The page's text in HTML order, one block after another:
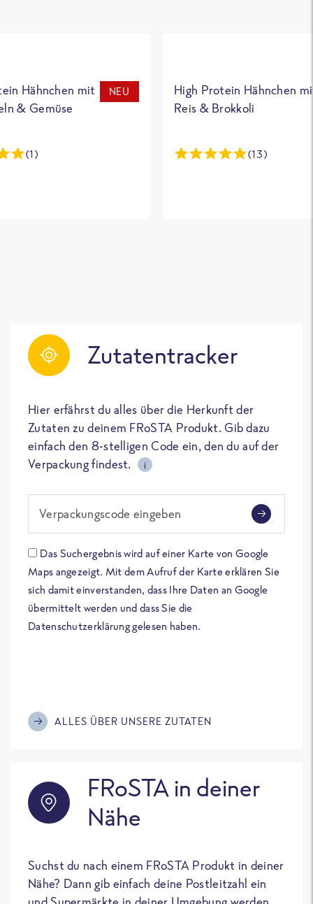
Hähnchen mit
& Gemüse
NEU
(1)
High Protein Hähnchen
Reis & Brokkoli
(13)
Zutatentracker
Hier erfährst du alles über die Herkunft der
Zutaten zu deinem FRoSTA Produkt. Gib dazu
einfach den 8-stelligen Code ein, den du auf der
Verpackung findest.
i
Verpackungscode eingeben
Das Suchergebnis wird auf einer Karte von Google
Maps angezeigt. Mit dem Aufruf der Karte erklären Sie
sich damit einverstanden, dass Ihre Daten an Google
übermittelt werden und dass Sie die
Datenschutzerklärung gelesen haben.
ALLES ÜBER UNSERE ZUTATEN
FRoSTA in deiner
Nähe
Suchst du nach einem FRoSTA Produkt in deiner
Nähe? Dann gib einfach deine Postleitzahl ein